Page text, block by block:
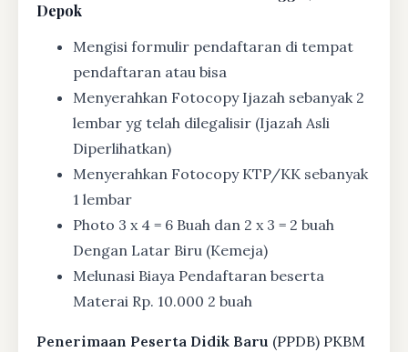
Depok
Mengisi formulir pendaftaran di tempat
pendaftaran atau bisa
Menyerahkan Fotocopy Ijazah sebanyak 2
lembar yg telah dilegalisir (Ijazah Asli
Diperlihatkan)
Menyerahkan Fotocopy KTP/KK sebanyak
1 lembar
Photo 3 x 4 = 6 Buah dan 2 x 3 = 2 buah
Dengan Latar Biru (Kemeja)
Melunasi Biaya Pendaftaran beserta
Materai Rp. 10.000 2 buah
Penerimaan Peserta Didik Baru (PPDB) PKBM